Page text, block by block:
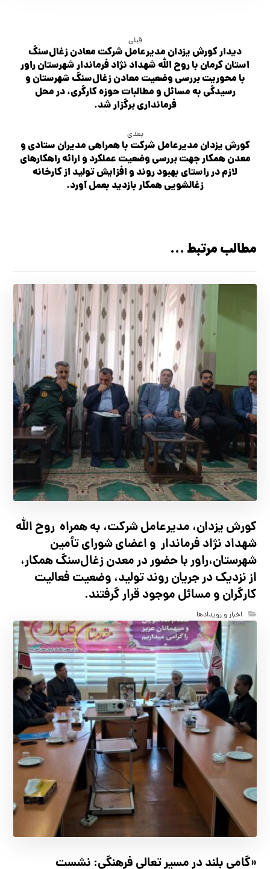
قبلی
دیدار کورش یزدان مدیرعامل شرکت معادن زغال‌سنگ
استان کرمان با روح الله شهداد نژاد فرماندار شهرستان راور
با محوریت بررسی وضعیت معادن زغال‌سنگ شهرستان و
رسیدگی به مسائل و مطالبات حوزه کارگری، در محل
فرمانداری برگزار شد.
بعدی
کورش یزدان مدیرعامل شرکت با همراهی مدیران ستادی و
معدن همکار جهت بررسی وضعیت عملکرد و ارائه راهکارهای
لازم در راستای بهبود روند و افزایش تولید از کارخانه
زغالشویی همکار بازدید بعمل آورد.
مطالب مرتبط ...
کورش یزدان، مدیرعامل شرکت، به همراه روح الله
شهداد نژاد فرماندار و اعضای شورای تأ‌مین
شهرستان،راور با حضور در معدن زغال‌سنگ همکار،
از نزدیک در جریان روند تولید، وضعیت فعالیت
کارگران و مسائل موجود قرار گرفتند.
اخبار و رویدادها
«گامی بلند در مسیر تعالی فرهنگی: نشست